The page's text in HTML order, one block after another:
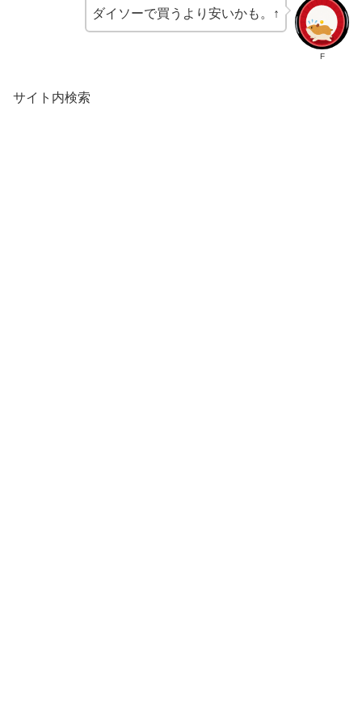
F
ダイソーで買うより安いかも。↑
サイト内検索